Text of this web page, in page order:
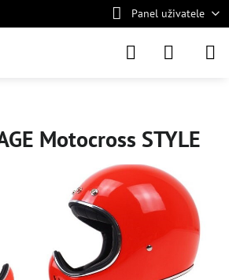
Panel uživatele
Motocross STYLE